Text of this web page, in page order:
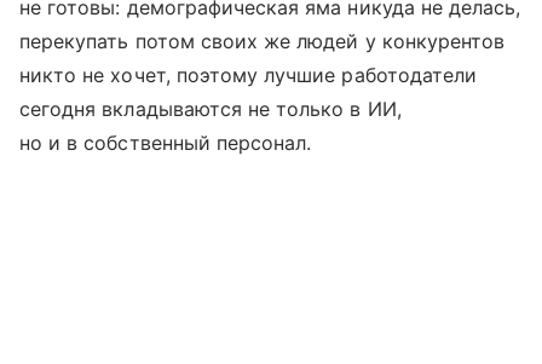
не готовы: демографическая яма никуда не делась,
перекупать потом своих же людей у конкурентов
никто не хочет, поэтому лучшие работодатели
сегодня вкладываются не только в ИИ,
но и в собственный персонал.